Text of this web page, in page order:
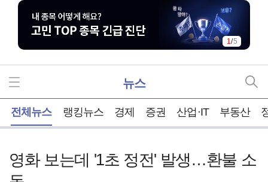
1/5
뉴스
전체뉴스 랭킹뉴스 경제 증권 산업·IT 부동산
영화 보는데 '1초 정전' 발생…환불 소